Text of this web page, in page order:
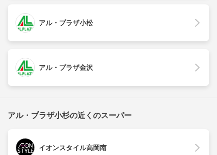
アル・プラザ小松
アル・プラザ金沢
アル・プラザ小杉の近くのスーパー
イオンスタイル高岡南